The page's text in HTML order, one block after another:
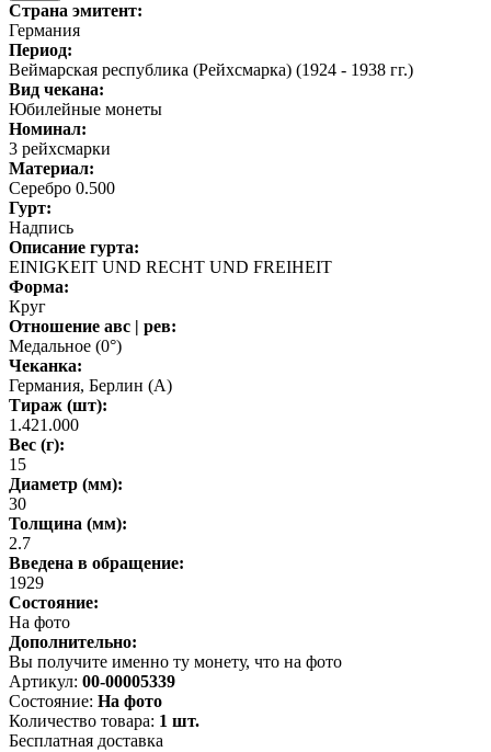
Страна эмитент:
Германия
Период:
Веймарская республика (Рейхсмарка) (1924 - 1938 гг.)
Вид чекана:
Юбилейные монеты
Номинал:
3 рейхсмарки
Материал:
Серебро 0.500
Гурт:
Надпись
Описание гурта:
EINIGKEIT UND RECHT UND FREIHEIT
Форма:
Круг
Отношение авс | рев:
Медальное (0°)
Чеканка:
Германия, Берлин (А)
Тираж (шт):
1.421.000
Вес (г):
15
Диаметр (мм):
30
Толщина (мм):
2.7
Введена в обращение:
1929
Состояние:
На фото
Дополнительно:
Вы получите именно ту монету, что на фото
Артикул: 00-00005339
Состояние: На фото
Количество товара: 1 шт.
Бесплатная доставка